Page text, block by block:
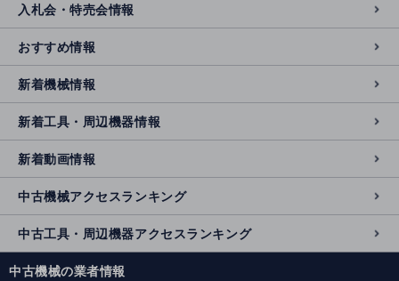
入札会・特売会情報
おすすめ情報
新着機械情報
新着工具・周辺機器情報
新着動画情報
中古機械アクセスランキング
中古工具・周辺機器アクセスランキング
中古機械の業者情報